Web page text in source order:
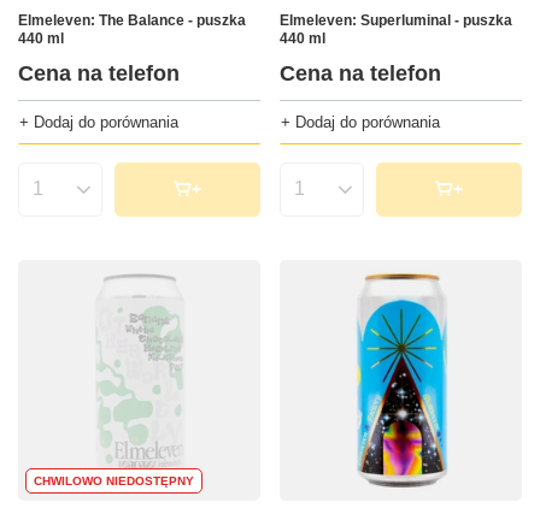
Elmeleven: The Balance - puszka
440 ml
Cena na telefon
+ Dodaj do porównania
Ilość produktów
Elmeleven: Superluminal - puszka
440 ml
Cena na telefon
+ Dodaj do porównania
Ilość produktów
CHWILOWO NIEDOSTĘPNY